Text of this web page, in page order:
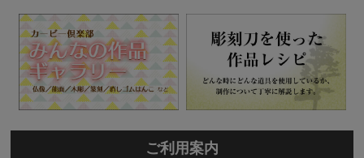
ご利用案内